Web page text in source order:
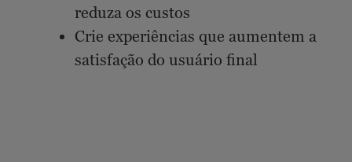
reduza os custos
Crie experiências que aumentem a
satisfação do usuário final